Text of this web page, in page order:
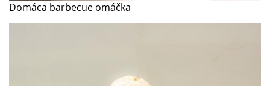
Domáca barbecue omáčka